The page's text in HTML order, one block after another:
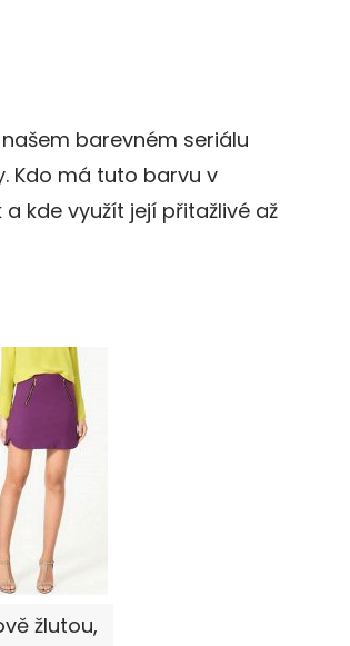
barevném seriálu
Kdo má tuto barvu v
kde využít její přitažlivé až
žlutou,